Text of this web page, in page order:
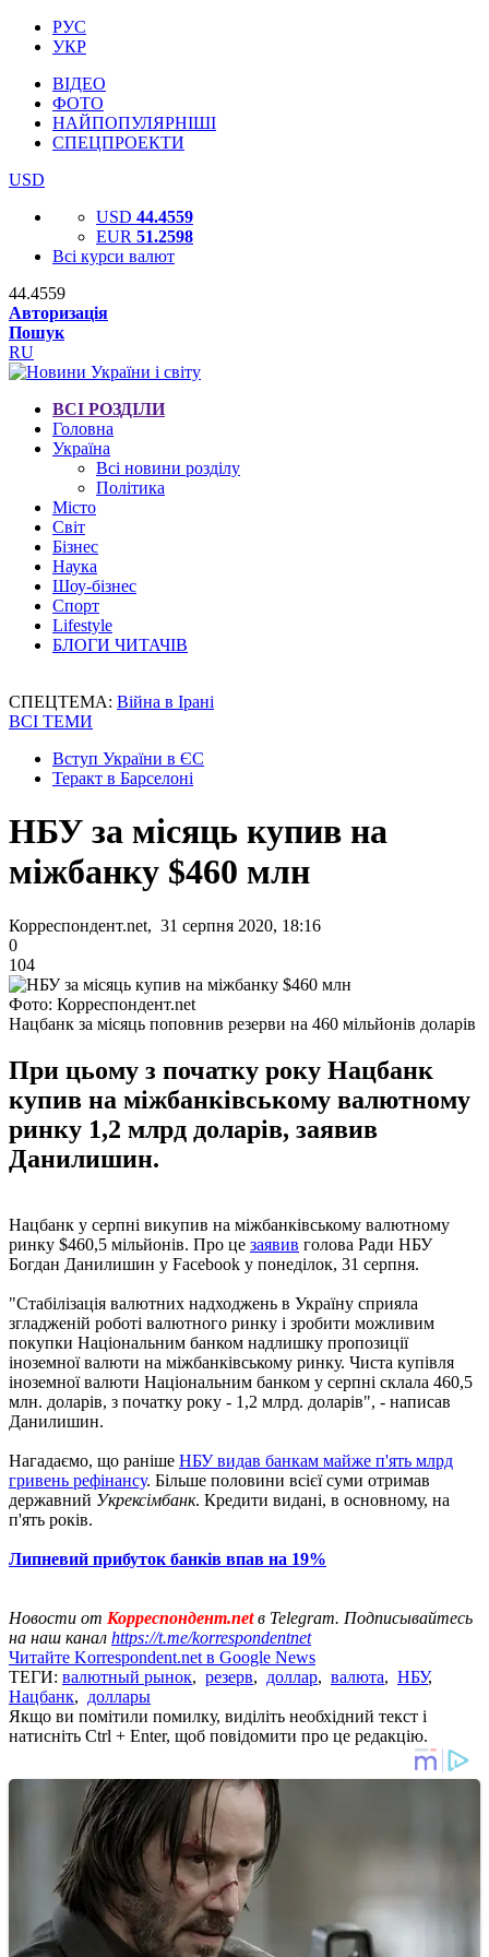
РУС
УКР
ВІДЕО
ФОТО
НАЙПОПУЛЯРНІШІ
СПЕЦПРОЕКТИ
USD
USD 44.4559
EUR 51.2598
Всі курси валют
44.4559
Авторизація
Пошук
RU
ВСІ РОЗДІЛИ
Головна
Україна
Всі новини розділу
Політика
Місто
Світ
Бізнес
Наука
Шоу-бізнес
Спорт
Lifestyle
БЛОГИ ЧИТАЧІВ
СПЕЦТЕМА: Війна в Ірані
ВСІ ТЕМИ
Вступ України в ЄС
Теракт в Барселоні
НБУ за місяць купив на
міжбанку $460 млн
Корреспондент.net, 31 серпня 2020, 18:16
0
104
Фото: Корреспондент.net
Нацбанк за місяць поповнив резерви на 460 мільйонів доларів
При цьому з початку року Нацбанк
купив на міжбанківському валютному
ринку 1,2 млрд доларів, заявив
Данилишин.
Нацбанк у серпні викупив на міжбанківському валютному
ринку $460,5 мільйонів. Про це заявив голова Ради НБУ
Богдан Данилишин у Facebook у понеділок, 31 серпня.
"Стабілізація валютних надходжень в Україну сприяла
згладженій роботі валютного ринку і зробити можливим
покупки Національним банком надлишку пропозиції
іноземної валюти на міжбанківському ринку. Чиста купівля
іноземної валюти Національним банком у серпні склала 460,5
млн. доларів, з початку року - 1,2 млрд. доларів", - написав
Данилишин.
Нагадаємо, що раніше НБУ видав банкам майже п'ять млрд
гривень рефінансу. Більше половини всієї суми отримав
державний Укрексімбанк. Кредити видані, в основному, на
п'ять років.
Липневий прибуток банків впав на 19%
Новости от Корреспондент.netв Telegram. Подписывайтесь
на наш канал https://t.me/korrespondentnet
Читайте Korrespondent.net в Google News
ТЕГИ: валютный рынок, резерв, доллар, валюта, НБУ,
Нацбанк, доллары
Якщо ви помітили помилку, виділіть необхідний текст і
натисніть Ctrl + Enter, щоб повідомити про це редакцію.